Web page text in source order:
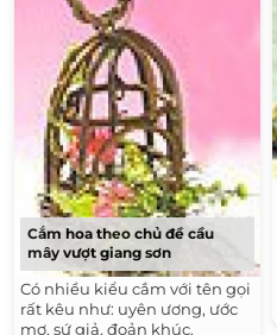
Cắm hoa theo chủ đề cầu
mây vượt giang sơn
Có nhiều kiểu cắm với tên gọi
rất kêu như: uyên ương, ước
mơ, sứ giả, đoản khúc.